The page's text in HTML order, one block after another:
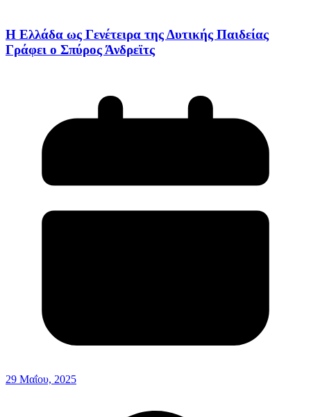
Η Ελλάδα ως Γενέτειρα της Δυτικής Παιδείας
Γράφει ο Σπύρος Άνδρεϊτς
29 Μαΐου, 2025